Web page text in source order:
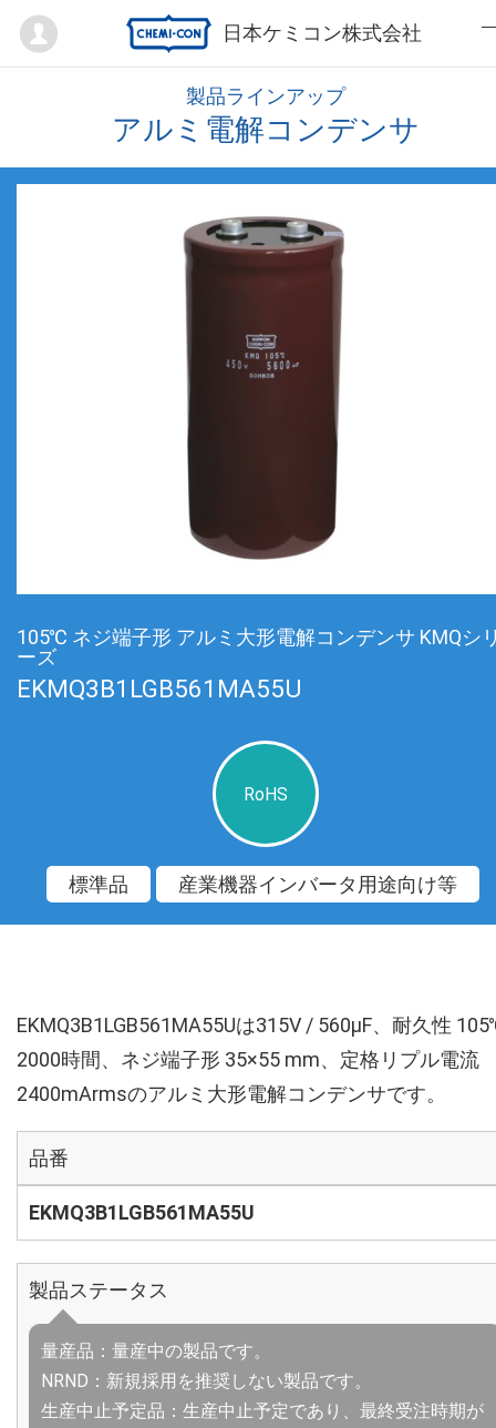
日本ケミコン株式会社
Mypage
製品ラインアップ
アルミ電解コンデンサ
105℃ ネジ端子形 アルミ大形電解コンデンサ KMQシ
ーズ
EKMQ3B1LGB561MA55U
RoHS
標準品 産業機器インバータ用途向け等
EKMQ3B1LGB561MA55Uは315V / 560µF、耐久性
2000時間、ネジ端子形 35×55 mm、定格リプル電流
2400mArmsのアルミ大形電解コンデンサです。
品番
EKMQ3B1LGB561MA55U
製品ステータス
量産品：量産中の製品です。
NRND：新規採用を推奨しない製品です。
生産中止予定品：生産中止予定であり、最終受注時期が